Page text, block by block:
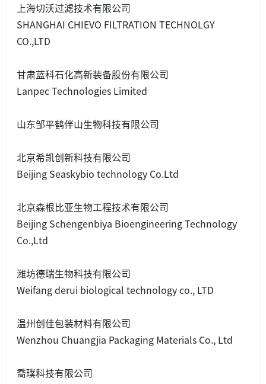
上海切沃过滤技术有限公司
SHANGHAI CHIEVO FILTRATION TECHNOLGY
CO.,LTD
甘肃蓝科石化高新装备股份有限公司
Lanpec Technologies Limited
山东邹平鹤伴山生物科技有限公司
北京希凯创新科技有限公司
Beijing Seaskybio technology Co.Ltd
北京森根比亚生物工程技术有限公司
Beijing Schengenbiya Bioengineering Technology
Co.,Ltd
潍坊德瑞生物科技有限公司
Weifang derui biological technology co., LTD
温州创佳包装材料有限公司
Wenzhou Chuangjia Packaging Materials Co., Ltd
喬璞科技有限公司